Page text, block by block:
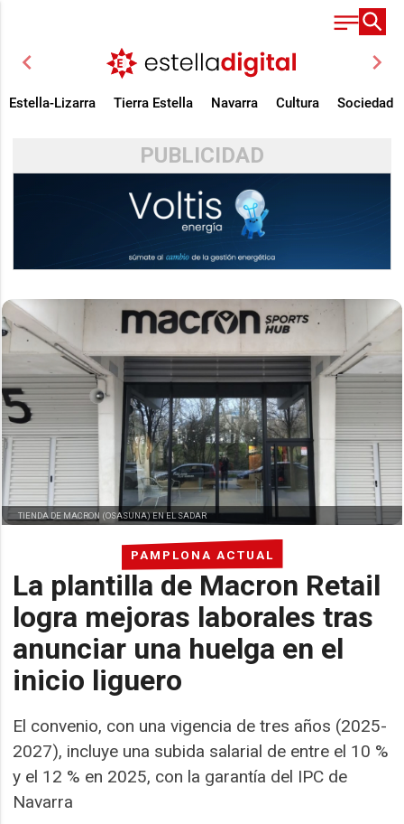
chevron_left chevron_right
Estella-Lizarra Tierra Estella Navarra Cultura Sociedad
PUBLICIDAD
PAMPLONA ACTUAL
La plantilla de Macron Retail
logra mejoras laborales tras
anunciar una huelga en el
inicio liguero
El convenio, con una vigencia de tres años (2025-
2027), incluye una subida salarial de entre el 10 %
y el 12 % en 2025, con la garantía del IPC de
Navarra
TIENDA DE MACRON (OSASUNA) EN EL SADAR